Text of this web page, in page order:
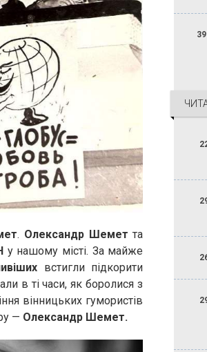
. Олександр Шемет та
у нашому місті. За майже
встигли підкорити
в ті часи, як боролися з
вінницьких гумористів
— Олександр Шемет.